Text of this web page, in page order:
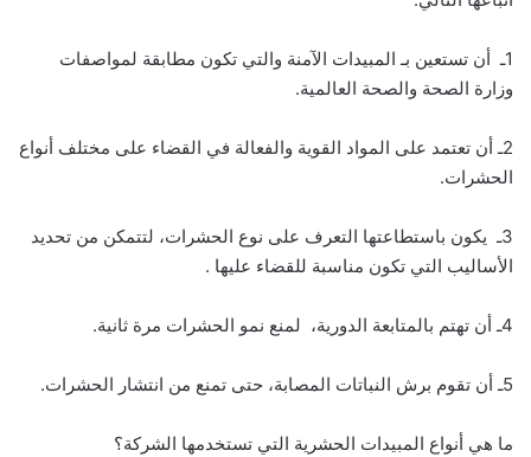
1ـ أن تستعين بـ المبيدات الآمنة والتي تكون مطابقة لمواصفات
وزارة الصحة والصحة العالمية.
2ـ أن تعتمد على المواد القوية والفعالة في القضاء على مختلف أنواع
الحشرات.
3ـ يكون باستطاعتها التعرف على نوع الحشرات، لتتمكن من تحديد
الأساليب التي تكون مناسبة للقضاء عليها .
4ـ أن تهتم بالمتابعة الدورية، لمنع نمو الحشرات مرة ثانية.
5ـ أن تقوم برش النباتات المصابة، حتى تمنع من انتشار الحشرات.
ما هي أنواع المبيدات الحشرية التي تستخدمها الشركة؟